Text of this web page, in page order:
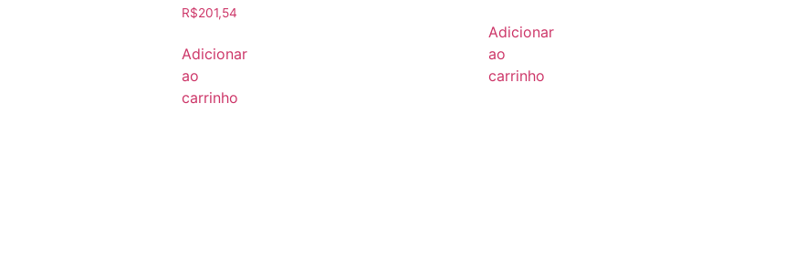
R$201,54
Adicionar
ao
carrinho
Adicionar
ao
carrinho